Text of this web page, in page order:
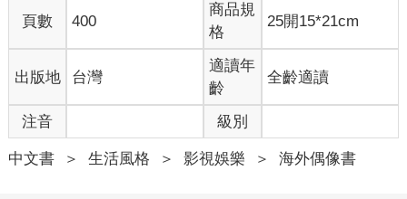
頁數 400
商品規
格
25開15*21cm
出版地 台灣
適讀年
齡
全齡適讀
注音 級別
中文書 ＞ 生活風格 ＞ 影視娛樂 ＞ 海外偶像書